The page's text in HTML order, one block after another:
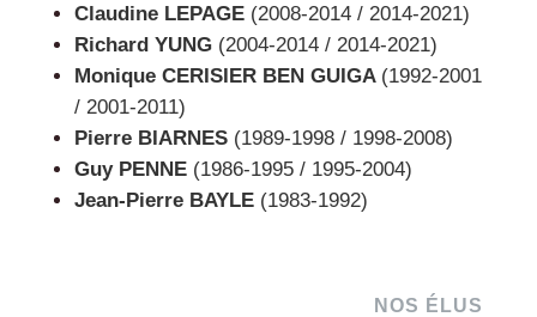
Claudine LEPAGE (2008-2014 / 2014-2021)
Richard YUNG (2004-2014 / 2014-2021)
Monique CERISIER BEN GUIGA (1992-2001
/ 2001-2011)
Pierre BIARNES (1989-1998 / 1998-2008)
Guy PENNE (1986-1995 / 1995-2004)
Jean-Pierre BAYLE (1983-1992)
NOS ÉLUS